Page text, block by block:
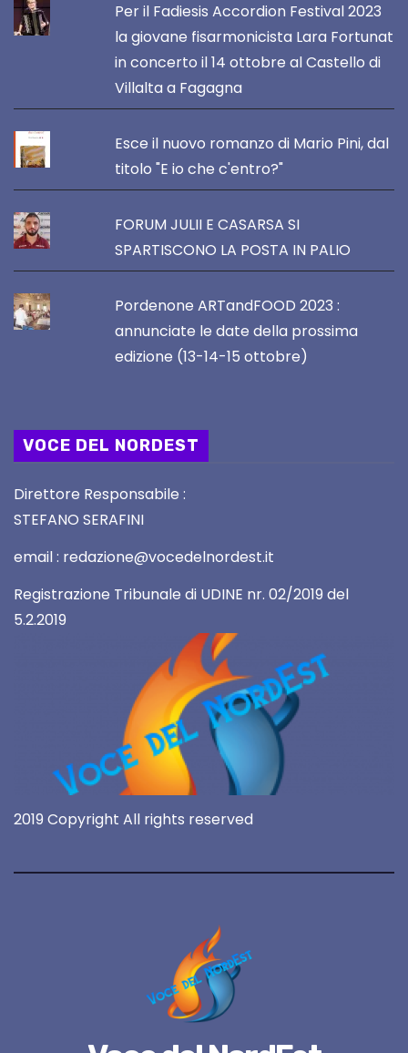
Per il Fadiesis Accordion Festival 2023
la giovane fisarmonicista Lara Fortunat
in concerto il 14 ottobre al Castello di
Villalta a Fagagna
Esce il nuovo romanzo di Mario Pini, dal
titolo "E io che c'entro?"
FORUM JULII E CASARSA SI
SPARTISCONO LA POSTA IN PALIO
Pordenone ARTandFOOD 2023 :
annunciate le date della prossima
edizione (13-14-15 ottobre)
VOCE DEL NORDEST
Direttore Responsabile :
STEFANO SERAFINI
email : redazione@vocedelnordest.it
Registrazione Tribunale di UDINE nr. 02/2019 del
5.2.2019
2019 Copyright All rights reserved